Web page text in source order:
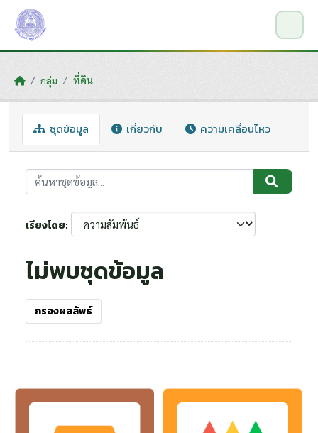
Skip to main content
กลุ่ม ที่ดิน
ชุดข้อมูล เกี่ยวกับ ความเคลื่อนไหว
เรียงโดย
ไม่พบชุดข้อมูล
กรองผลลัพธ์